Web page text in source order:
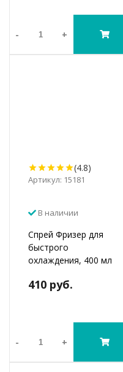
- +
(4.8)
Артикул: 15181
В наличии
Спрей Фризер для
быстрого
охлаждения, 400 мл
410 руб.
- +